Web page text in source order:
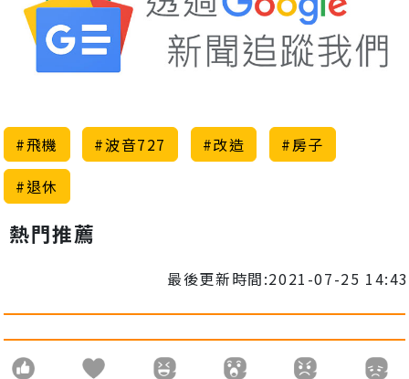
#飛機 #波音727 #改造
#房子
#退休
熱門推薦
最後更新時間:2021-07-25 14:43